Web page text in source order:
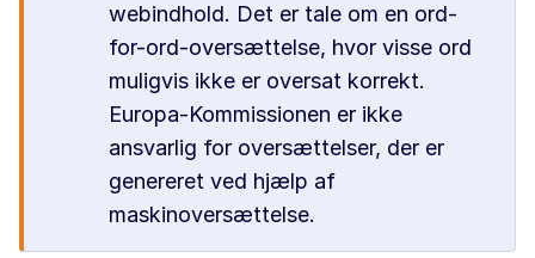
webindhold. Det er tale om en ord-
for-ord-oversættelse, hvor visse ord
muligvis ikke er oversat korrekt.
Europa-Kommissionen er ikke
ansvarlig for oversættelser, der er
genereret ved hjælp af
maskinoversættelse.